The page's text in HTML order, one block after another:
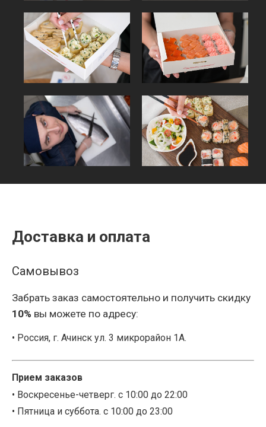
Доставка и оплата
Самовывоз
Забрать заказ самостоятельно и получить скидку
10% вы можете по адресу:
• Россия, г. Ачинск ул. 3 микрорайон 1А.
Прием заказов
• Воскресенье-четверг. с 10:00 до 22:00
• Пятница и суббота. с 10:00 до 23:00